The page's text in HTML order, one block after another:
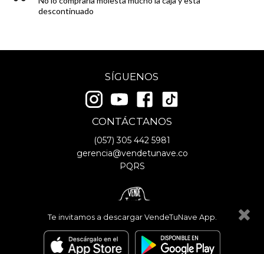
Te invitamos a descargar VendeTuNave App.
descontinuado
SÍGUENOS
CONTÁCTANOS
(057)305 442 5981
gerencia@vendetunave.co
PQRS
© Copyright2026 - VendeTuNave